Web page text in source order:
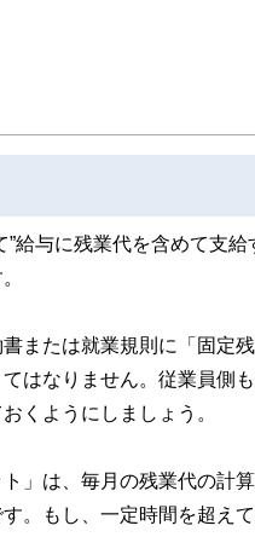
ー、弁護士、税理士、宅地建物取引
ナリスト、キャリアコンサルタン
お金のコンシェルジュを目指します
給与に残業代を含めて支
または就業規則に「固定
はなりません。従業員側
くようにしましょう。
」は、毎月の残業代の計
。もし、一定時間を超え